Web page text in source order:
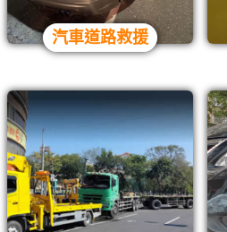
汽車道路救援